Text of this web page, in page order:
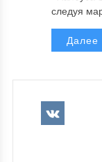
следуя
Далее